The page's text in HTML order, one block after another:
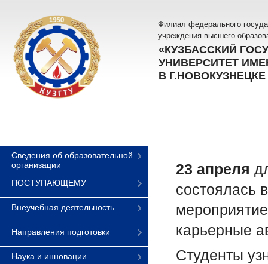
Филиал федерального
учреждения высшего
«КУЗБАССКИЙ
УНИВЕРСИТЕТ
В Г.НОВОКУЗНЕЦКЕ
Сведения об образовательной
организации
ПОСТУПАЮЩЕМУ
Внеучебная деятельность
Направления подготовки
Наука и инновации
23 апреля
состоялась
карьерные
Студенты